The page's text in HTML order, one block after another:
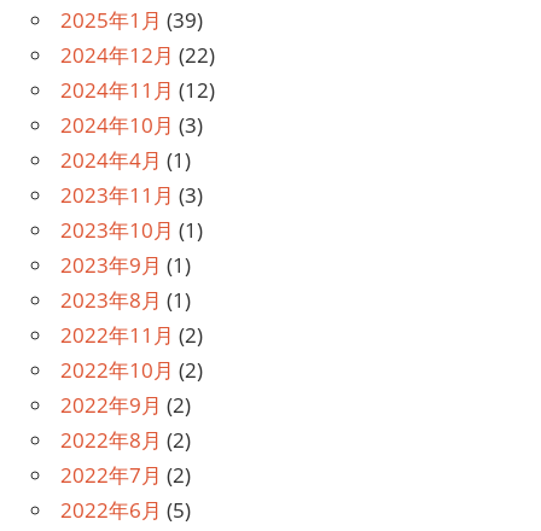
2025年1月 (39)
2024年12月 (22)
2024年11月 (12)
2024年10月 (3)
2024年4月 (1)
2023年11月 (3)
2023年10月 (1)
2023年9月 (1)
2023年8月 (1)
2022年11月 (2)
2022年10月 (2)
2022年9月 (2)
2022年8月 (2)
2022年7月 (2)
2022年6月 (5)